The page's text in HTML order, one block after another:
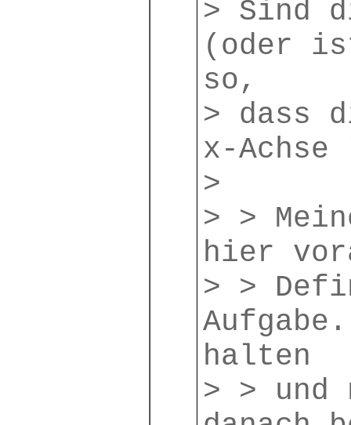
> Sind
(oder
so,
> dass
x-
>
> >
hier
> >
halten
> > und